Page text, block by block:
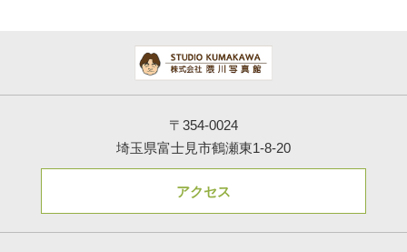
〒354-0024
埼玉県富士見市鶴瀬東1-8-20
アクセス